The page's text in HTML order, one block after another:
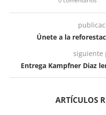
Únete a la
siguiente
Entrega Kampfner Diaz
ARTÍCULOS